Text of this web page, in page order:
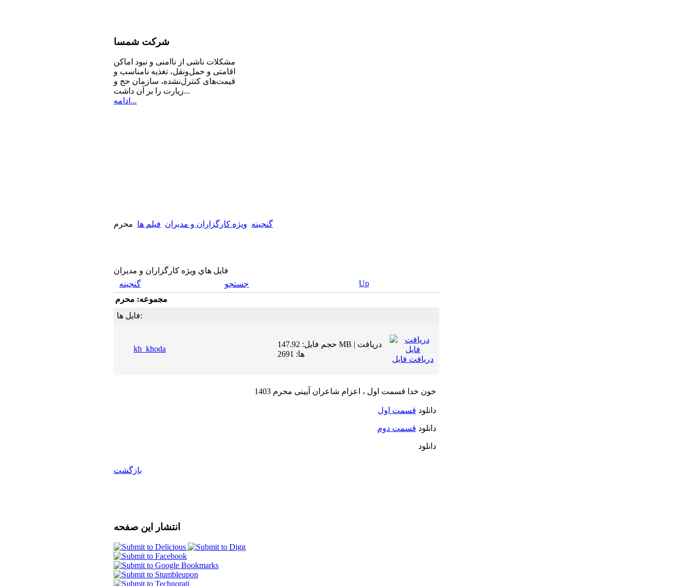
شرکت شمسا
مشكلات ناشی از ناامنی و نبود اماكن
اقامتی و حمل‌ونقل، تغذیه‌ نامناسب و
قیمت‌های كنترل‌نشده، سازمان حج و
زیارت را بر آن داشت...
ادامه...
گنجینه ويژه كارگزاران و مديران فيلم ها محرم
فايل هاي ويژه كارگزاران و مديران
گنجینه
جستجو
Up
مجموعه: محرم
فایل ها:
kh_khoda
حجم فایل: 147.92 MB | دریافت
ها: 2691
دریافت فایل
خون خدا قسمت اول ، اعزام شاعران آیینی محرم 1403
دانلود قسمت اول
دانلود قسمت دوم
دانلود
بازگشت
انتشار این صفحه